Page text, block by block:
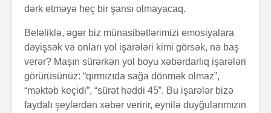
dərk etməyə heç bir şansı olmayacaq.
Beləliklə, əgər biz münasibətlərimizi emosiyalara
dəyişsək və onları yol işarələri kimi görsək, nə baş
verər? Maşın sürərkən yol boyu xəbərdarlıq işarələri
görürüsünüz: “qırmızıda sağa dönmək olmaz”,
“məktəb keçidi”, “sürət həddi 45”. Bu işarələr bizə
faydalı şeylərdən xəbər veririr, eynilə duyğularımızın